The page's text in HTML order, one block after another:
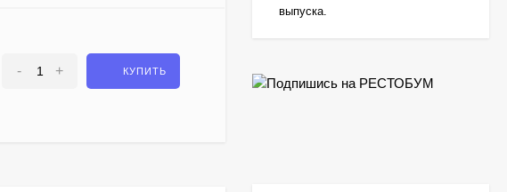
- + КУПИТЬ
выпуска.